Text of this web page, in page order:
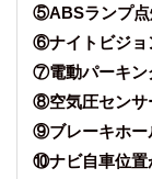
⑤ABSランプ点
⑥ナイトビジョ
⑦電動パーキン
⑧空気圧センサ
⑨ブレーキホー
⑩ナビ自車位置